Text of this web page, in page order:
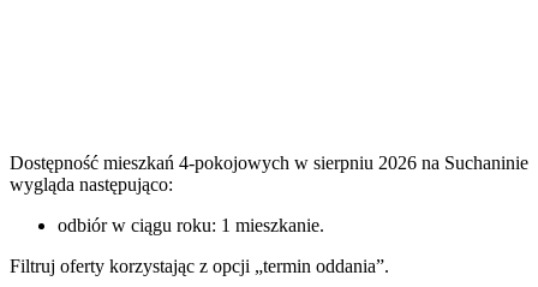
Dostępność mieszkań 4-pokojowych w sierpniu 2026 na Suchaninie
wygląda następująco:
odbiór w ciągu roku: 1 mieszkanie.
Filtruj oferty korzystając z opcji „termin oddania”.